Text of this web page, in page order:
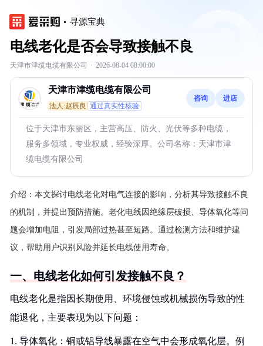
寻源宝典
电线老化是否会导致接触不良
天津市津缆电缆有限公司 · 2026-08-04 08:00:00
天津市津缆电缆有限公司
法人:赵辰良 通过真实性核验
咨询 进店
位于天津市东丽区，主营高压、防火、光伏等多种电缆，
服务多领域，专业权威，经验深厚。公司名称：天津市津
缆电缆有限公司
介绍： 本文探讨电线老化对电气连接的影响，分析其导致接触不良
的机制，并提出预防措施。老化电线因绝缘层破损、导体氧化等问
题会增加电阻，引发局部过热甚至短路。通过检测方法和维护建
议，帮助用户识别风险并延长电线使用寿命。
一、电线老化如何引发接触不良？
电线老化是指因长期使用、环境侵蚀或机械损伤导致的性
能退化，主要表现为以下问题：
1. 导体氧化：铜或铝导线暴露在空气中会形成氧化层。例